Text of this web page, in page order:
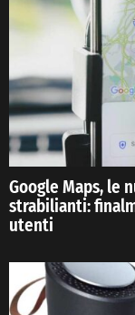
Google Maps, le
strabilianti:
utenti